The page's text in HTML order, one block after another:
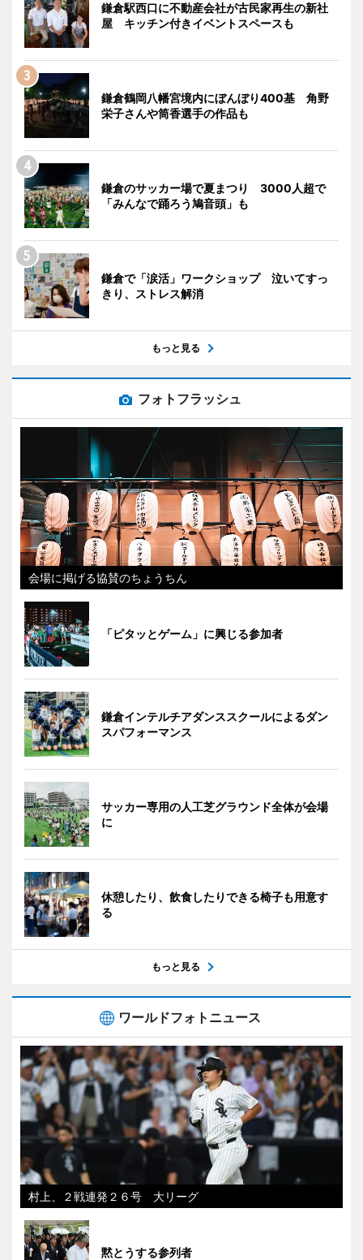
鎌倉駅西口に不動産会社が古民家再生の新社
屋 キッチン付きイベントスペースも
鎌倉鶴岡八幡宮境内にぼんぼり400基 角野
栄子さんや筒香選手の作品も
鎌倉のサッカー場で夏まつり 3000人超で
「みんなで踊ろう鳩音頭」も
鎌倉で「涙活」ワークショップ 泣いてすっ
きり、ストレス解消
もっと見る
フォトフラッシュ
会場に掲げる協賛のちょうちん
「ピタッとゲーム」に興じる参加者
鎌倉インテルチアダンススクールによるダン
スパフォーマンス
サッカー専用の人工芝グラウンド全体が会場
に
休憩したり、飲食したりできる椅子も用意す
る
もっと見る
ワールドフォトニュース
村上、２戦連発２６号 大リーグ
黙とうする参列者